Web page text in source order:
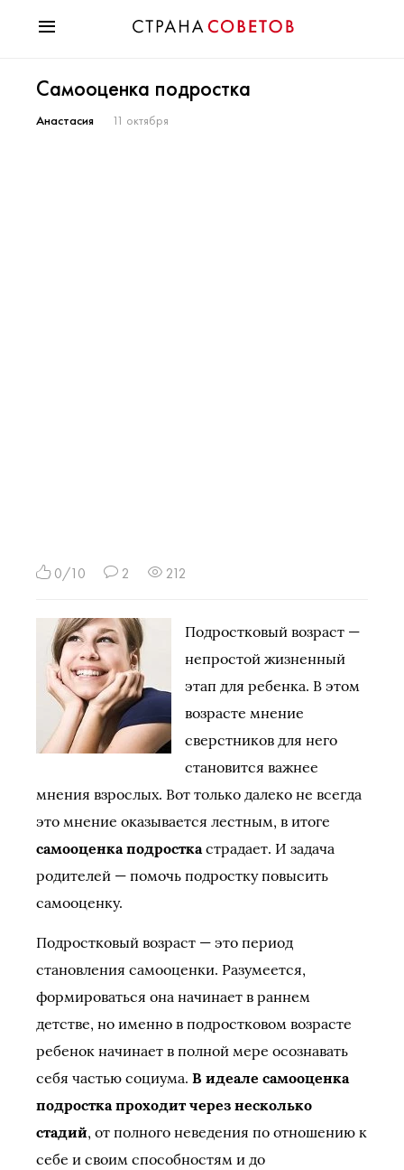
Мода
Звезды
Самооценка подростка
Анастасия 11 октября
0/10 2 212
Подростковый возраст —
непростой жизненный
этап для ребенка. В этом
возрасте мнение
сверстников для него
становится важнее
мнения взрослых. Вот только далеко не всегда
это мнение оказывается лестным, в итоге
самооценка подросткастрадает. И задача
родителей — помочь подростку повысить
самооценку.
Подростковый возраст — это период
становления самооценки. Разумеется,
формироваться она начинает в раннем
детстве, но именно в подростковом возрасте
ребенок начинает в полной мере осознавать
себя частью социума. В идеале самооценка
подростка проходит через несколько
стадий, от полного неведения по отношению к
себе и своим способностям и до